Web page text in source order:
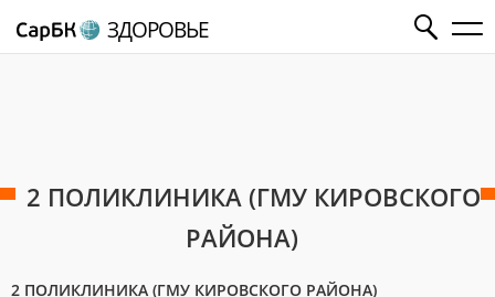
ЗДОРОВЬЕ
2 ПОЛИКЛИНИКА (ГМУ КИРОВСКОГО
РАЙОНА)
2 ПОЛИКЛИНИКА (ГМУ КИРОВСКОГО РАЙОНА)